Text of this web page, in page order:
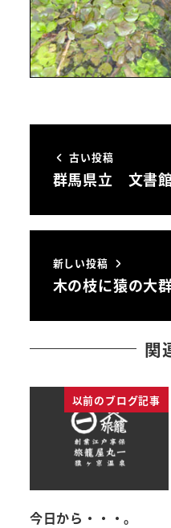
古い投稿
群馬県立 文書
新しい投稿
木の枝に猿の大
関
以前のブログ記事
今日から・・・。